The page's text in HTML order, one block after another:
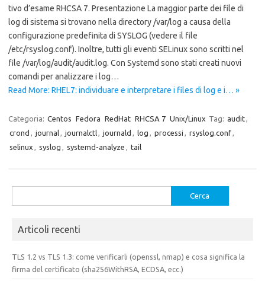
tivo d’esame RHCSA 7. Presentazione La maggior parte dei file di
log di sistema si trovano nella directory /var/log a causa della
configurazione predefinita di SYSLOG (vedere il file
/etc/rsyslog.conf). Inoltre, tutti gli eventi SELinux sono scritti nel
file /var/log/audit/audit.log. Con Systemd sono stati creati nuovi
comandi per analizzare i log…
Read More: RHEL7: individuare e interpretare i files di log e i… »
Categoria: Centos Fedora RedHat RHCSA 7 Unix/Linux Tag: audit,
crond , journal, journalctl, journald , log , processi , rsyslog.conf,
selinux , syslog , systemd-analyze , tail
per:
Articoli recenti
TLS 1.2 vs TLS 1.3: come verificarli (openssl, nmap) e cosa significa la
firma del certificato (sha256WithRSA, ECDSA, ecc.)